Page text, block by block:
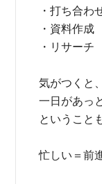
・打ち合わ
・資料作成
・リサーチ
気がつくと、
一日があっ
ということ
忙しい＝前